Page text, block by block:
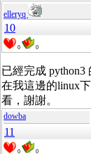
elleryq
10
0 0
已經完成 python3
在我這邊的linux
看，謝謝。
dowba
11
0 0